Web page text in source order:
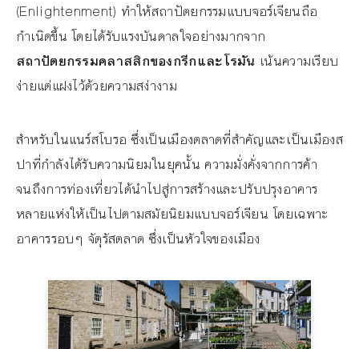
(Enlightenment) ทำให้สถาปัตยกรรมแบบจอร์เจียนถือ
กำเนิดขึ้น โดยได้รับแรงบันดาลใจอย่างมากจาก
สถาปัตยกรรมคลาสสิกของกรีกและโรมัน เน้นความเรียบ
ง่ายแต่แฝงไว้ด้วยความสง่างาม
สำหรับในแนร์สโบรอ ซึ่งเป็นเมืองตลาดที่สำคัญและเป็นเมืองส
ปาที่กำลังได้รับความนิยมในยุคนั้น ความมั่งคั่งจากการค้า
จนถึงการท่องเที่ยวได้นำไปสู่การสร้างและปรับปรุงอาคาร
หลายแห่งให้เป็นไปตามสมัยนิยมแบบจอร์เจียน โดยเฉพาะ
อาคารรอบๆ จัตุรัสตลาด ซึ่งเป็นหัวใจของเมือง